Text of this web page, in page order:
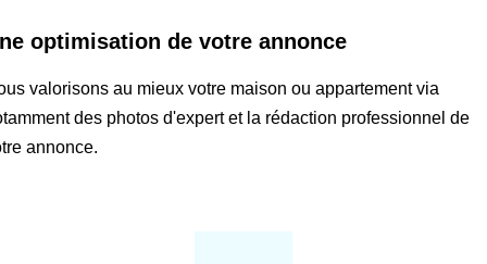
optimisation de votre annonce
valorisons au mieux votre maison ou appartement via
des photos d'expert et la rédaction professionnel de
annonce.